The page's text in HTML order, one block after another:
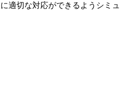
適切な対応ができるようシミュ